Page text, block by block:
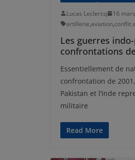
Lucas Leclercq 16
artillerie,aviation,conflit
Les guerres
confrontations
Essentiellement de
confrontation de
Pakistan et l’Inde
militaire
Read More